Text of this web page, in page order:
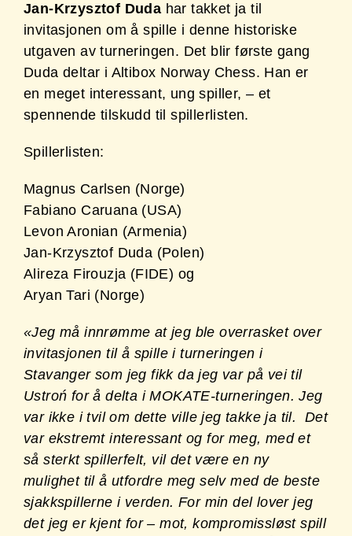
Jan-Krzysztof Duda har takket ja til
invitasjonen om å spille i denne historiske
utgaven av turneringen. Det blir første gang
Duda deltar i Altibox Norway Chess. Han er
en meget interessant, ung spiller, – et
spennende tilskudd til spillerlisten.
Spillerlisten:
Magnus Carlsen (Norge)
Fabiano Caruana (USA)
Levon Aronian (Armenia)
Jan-Krzysztof Duda (Polen)
Alireza Firouzja (FIDE) og
Aryan Tari (Norge)
«Jeg må innrømme at jeg ble overrasket over
invitasjonen til å spille i turneringen i
Stavanger som jeg fikk da jeg var på vei til
Ustroń for å delta i MOKATE-turneringen. Jeg
var ikke i tvil om dette ville jeg takke ja til. Det
var ekstremt interessant og for meg, med et
så sterkt spillerfelt, vil det være en ny
mulighet til å utfordre meg selv med de beste
sjakkspillerne i verden. For min del lover jeg
det jeg er kjent for – mot, kompromissløst spill